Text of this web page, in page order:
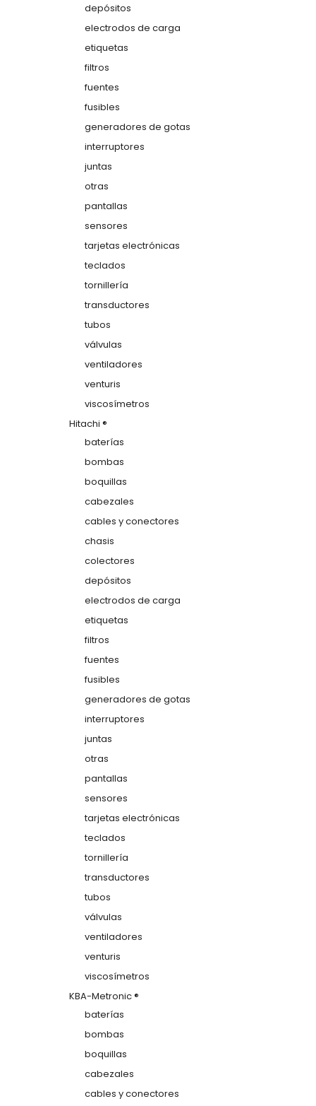
depósitos
electrodos de carga
etiquetas
filtros
fuentes
fusibles
generadores de gotas
interruptores
juntas
otras
pantallas
sensores
tarjetas electrónicas
teclados
tornillería
transductores
tubos
válvulas
ventiladores
venturis
viscosímetros
Hitachi ®
baterías
bombas
boquillas
cabezales
cables y conectores
chasis
colectores
depósitos
electrodos de carga
etiquetas
filtros
fuentes
fusibles
generadores de gotas
interruptores
juntas
otras
pantallas
sensores
tarjetas electrónicas
teclados
tornillería
transductores
tubos
válvulas
ventiladores
venturis
viscosímetros
KBA-Metronic ®
baterías
bombas
boquillas
cabezales
cables y conectores